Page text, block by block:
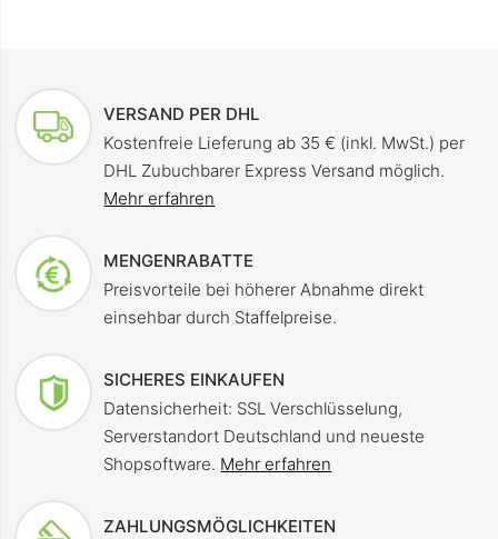
VERSAND PER DHL
Kostenfreie Lieferung ab 35 € (inkl. MwSt.) per
DHL Zubuchbarer Express Versand möglich.
Mehr erfahren
MENGENRABATTE
Preisvorteile bei höherer Abnahme direkt
einsehbar durch Staffelpreise.
SICHERES EINKAUFEN
Datensicherheit: SSL Verschlüsselung,
Serverstandort Deutschland und neueste
Shopsoftware. Mehr erfahren
ZAHLUNGSMÖGLICHKEITEN